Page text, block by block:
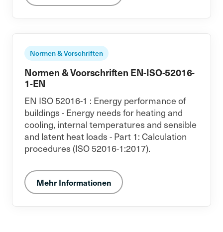
Normen & Vorschriften
Normen & Voorschriften EN-ISO-52016-
1-EN
EN ISO 52016-1 : Energy performance of
buildings - Energy needs for heating and
cooling, internal temperatures and sensible
and latent heat loads - Part 1: Calculation
procedures (ISO 52016-1:2017).
Mehr Informationen